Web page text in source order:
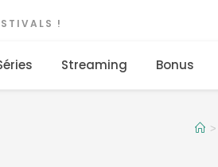
!
Streaming Bonus
>